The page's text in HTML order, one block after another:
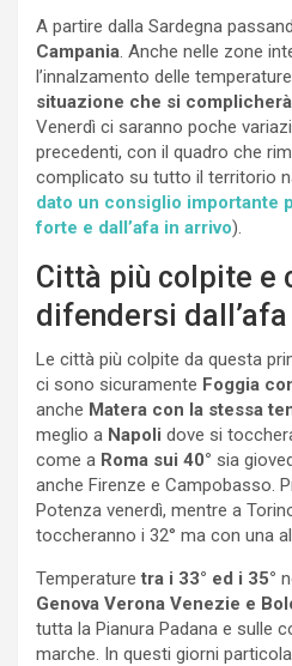
A partire dalla Sardegna
Campania. Anche nelle zone
l’innalzamento delle
situazione che si
Venerdì ci saranno poche
precedenti, con il quadro che
complicato su tutto il territorio
dato un consiglio importante
forte e dall’afa in arrivo).
Città più colpite e
difendersi dall’afa
Le città più colpite da questa
ci sono sicuramente Foggia
anche Matera con la stessa
meglio a Napoli dove si
come a Roma sui 40° sia
anche Firenze e Campobasso.
Potenza venerdì, mentre a
toccheranno i 32° ma con una
Temperaturetra i 33° ed i 35°
Genova Verona Venezie e
tutta la Pianura Padana e sulle
marche. In questi giorni